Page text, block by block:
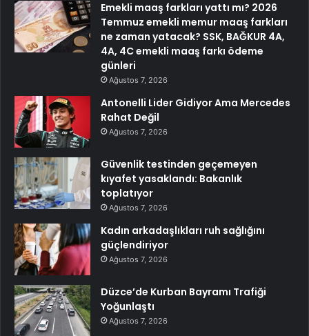
Emekli maaş farkları yattı mı? 2026
Temmuz emekli memur maaş farkları
ne zaman yatacak? SSK, BAĞKUR 4A,
4A, 4C emekli maaş farkı ödeme
günleri
Ağustos 7, 2026
Antonelli Lider Gidiyor Ama Mercedes
Rahat Değil
Ağustos 7, 2026
Güvenlik testinden geçemeyen
kıyafet yasaklandı: Bakanlık
toplatıyor
Ağustos 7, 2026
Kadın arkadaşlıkları ruh sağlığını
güçlendiriyor
Ağustos 7, 2026
Düzce’de Kurban Bayramı Trafiği
Yoğunlaştı
Ağustos 7, 2026